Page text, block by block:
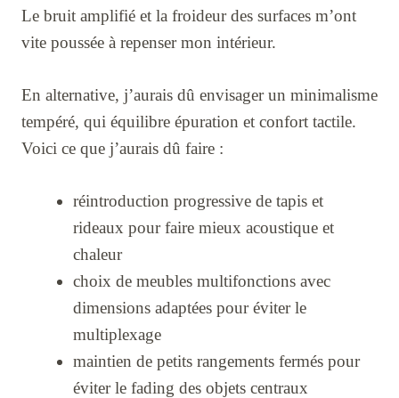
Le bruit amplifié et la froideur des surfaces m’ont
vite poussée à repenser mon intérieur.
En alternative, j’aurais dû envisager un minimalisme
tempéré, qui équilibre épuration et confort tactile.
Voici ce que j’aurais dû faire :
réintroduction progressive de tapis et
rideaux pour faire mieux acoustique et
chaleur
choix de meubles multifonctions avec
dimensions adaptées pour éviter le
multiplexage
maintien de petits rangements fermés pour
éviter le fading des objets centraux